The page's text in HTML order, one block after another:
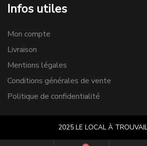
Infos utiles
Mon compte
Livraison
Mentions légales
Conditions générales de vente
Politique de confidentialité
2025 LE LOCAL À